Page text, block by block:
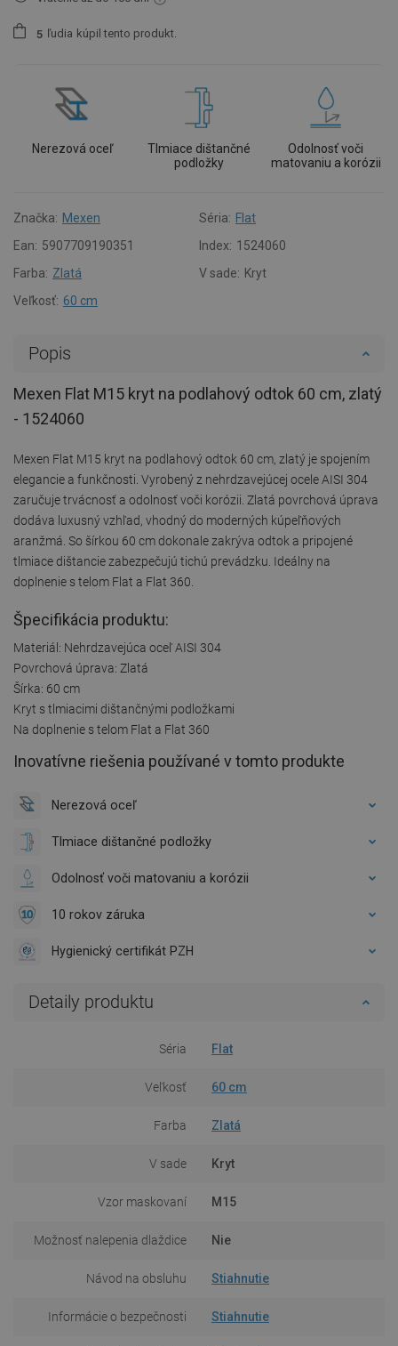
5 ľudia kúpil tento produkt.
Nerezová oceľ
Tlmiace dištančné
podložky
Odolnosť voči
matovaniu a korózii
Značka: Mexen Séria: Flat
Ean: 5907709190351 Index: 1524060
Farba: Zlatá V sade: Kryt
Veľkosť: 60 cm
Popis
Mexen Flat M15 kryt na podlahový odtok 60 cm, zlatý
- 1524060
Mexen Flat M15 kryt na podlahový odtok 60 cm, zlatý je spojením
elegancie a funkčnosti. Vyrobený z nehrdzavejúcej ocele AISI 304
zaručuje trvácnosť a odolnosť voči korózii. Zlatá povrchová úprava
dodáva luxusný vzhľad, vhodný do moderných kúpeľňových
aranžmá. So šírkou 60 cm dokonale zakrýva odtok a pripojené
tlmiace dištancie zabezpečujú tichú prevádzku. Ideálny na
doplnenie s telom Flat a Flat 360.
Špecifikácia produktu:
Materiál: Nehrdzavejúca oceľ AISI 304
Povrchová úprava: Zlatá
Šírka: 60 cm
Kryt s tlmiacimi dištančnými podložkami
Na doplnenie s telom Flat a Flat 360
Inovatívne riešenia používané v tomto produkte
Nerezová oceľ
Tlmiace dištančné podložky
Odolnosť voči matovaniu a korózii
10 rokov záruka
Hygienický certifikát PZH
Detaily produktu
Séria Flat
Veľkosť 60 cm
Farba Zlatá
V sade Kryt
Vzor maskovaní M15
Možnosť nalepenia dlaždice Nie
Návod na obsluhu Stiahnutie
Informácie o bezpečnosti Stiahnutie